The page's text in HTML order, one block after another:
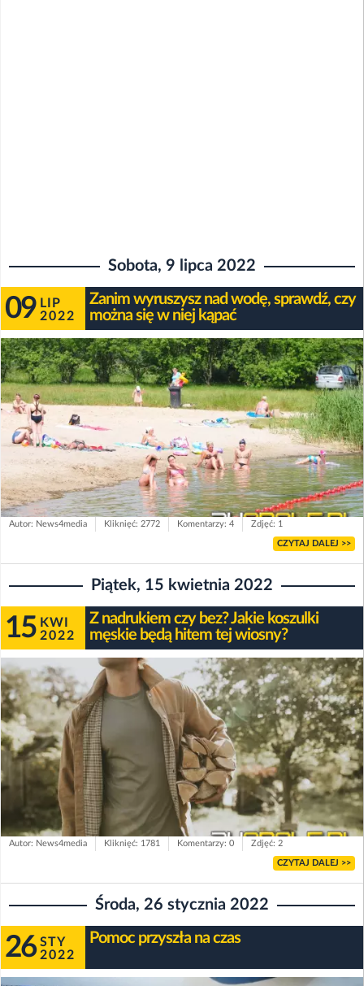
Sobota, 9 lipca 2022
09 LIP
2022
Zanim wyruszysz nad wodę, sprawdź, czy
można się w niej kąpać
Autor: News4media Kliknięć: 2772 Komentarzy: 4 Zdjęć: 1
CZYTAJ DALEJ >>
Piątek, 15 kwietnia 2022
15 KWI
2022
Z nadrukiem czy bez? Jakie koszulki
męskie będą hitem tej wiosny?
Autor: News4media Kliknięć: 1781 Komentarzy: 0 Zdjęć: 2
CZYTAJ DALEJ >>
Środa, 26 stycznia 2022
26 STY
2022
Pomoc przyszła na czas